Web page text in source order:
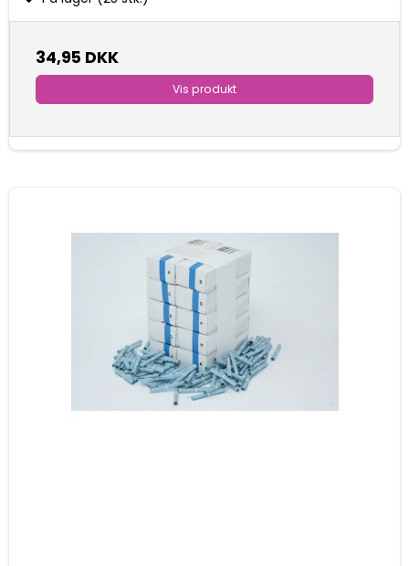
34,95 DKK
Vis produkt